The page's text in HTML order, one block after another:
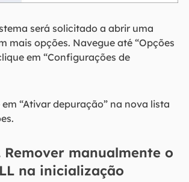
será solicitado a abrir uma
mais opções. Navegue até “Opções
em “Configurações de
“Ativar depuração” na nova lista
Remover manualmente o
na inicialização